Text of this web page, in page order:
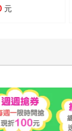
【引退珍藏
元